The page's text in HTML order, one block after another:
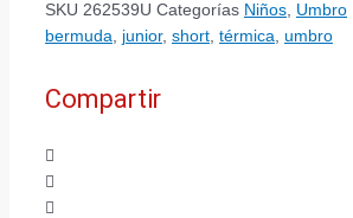
SKU 262539U Categorías Niños, Umbro
bermuda, junior, short, térmica, umbro
Compartir